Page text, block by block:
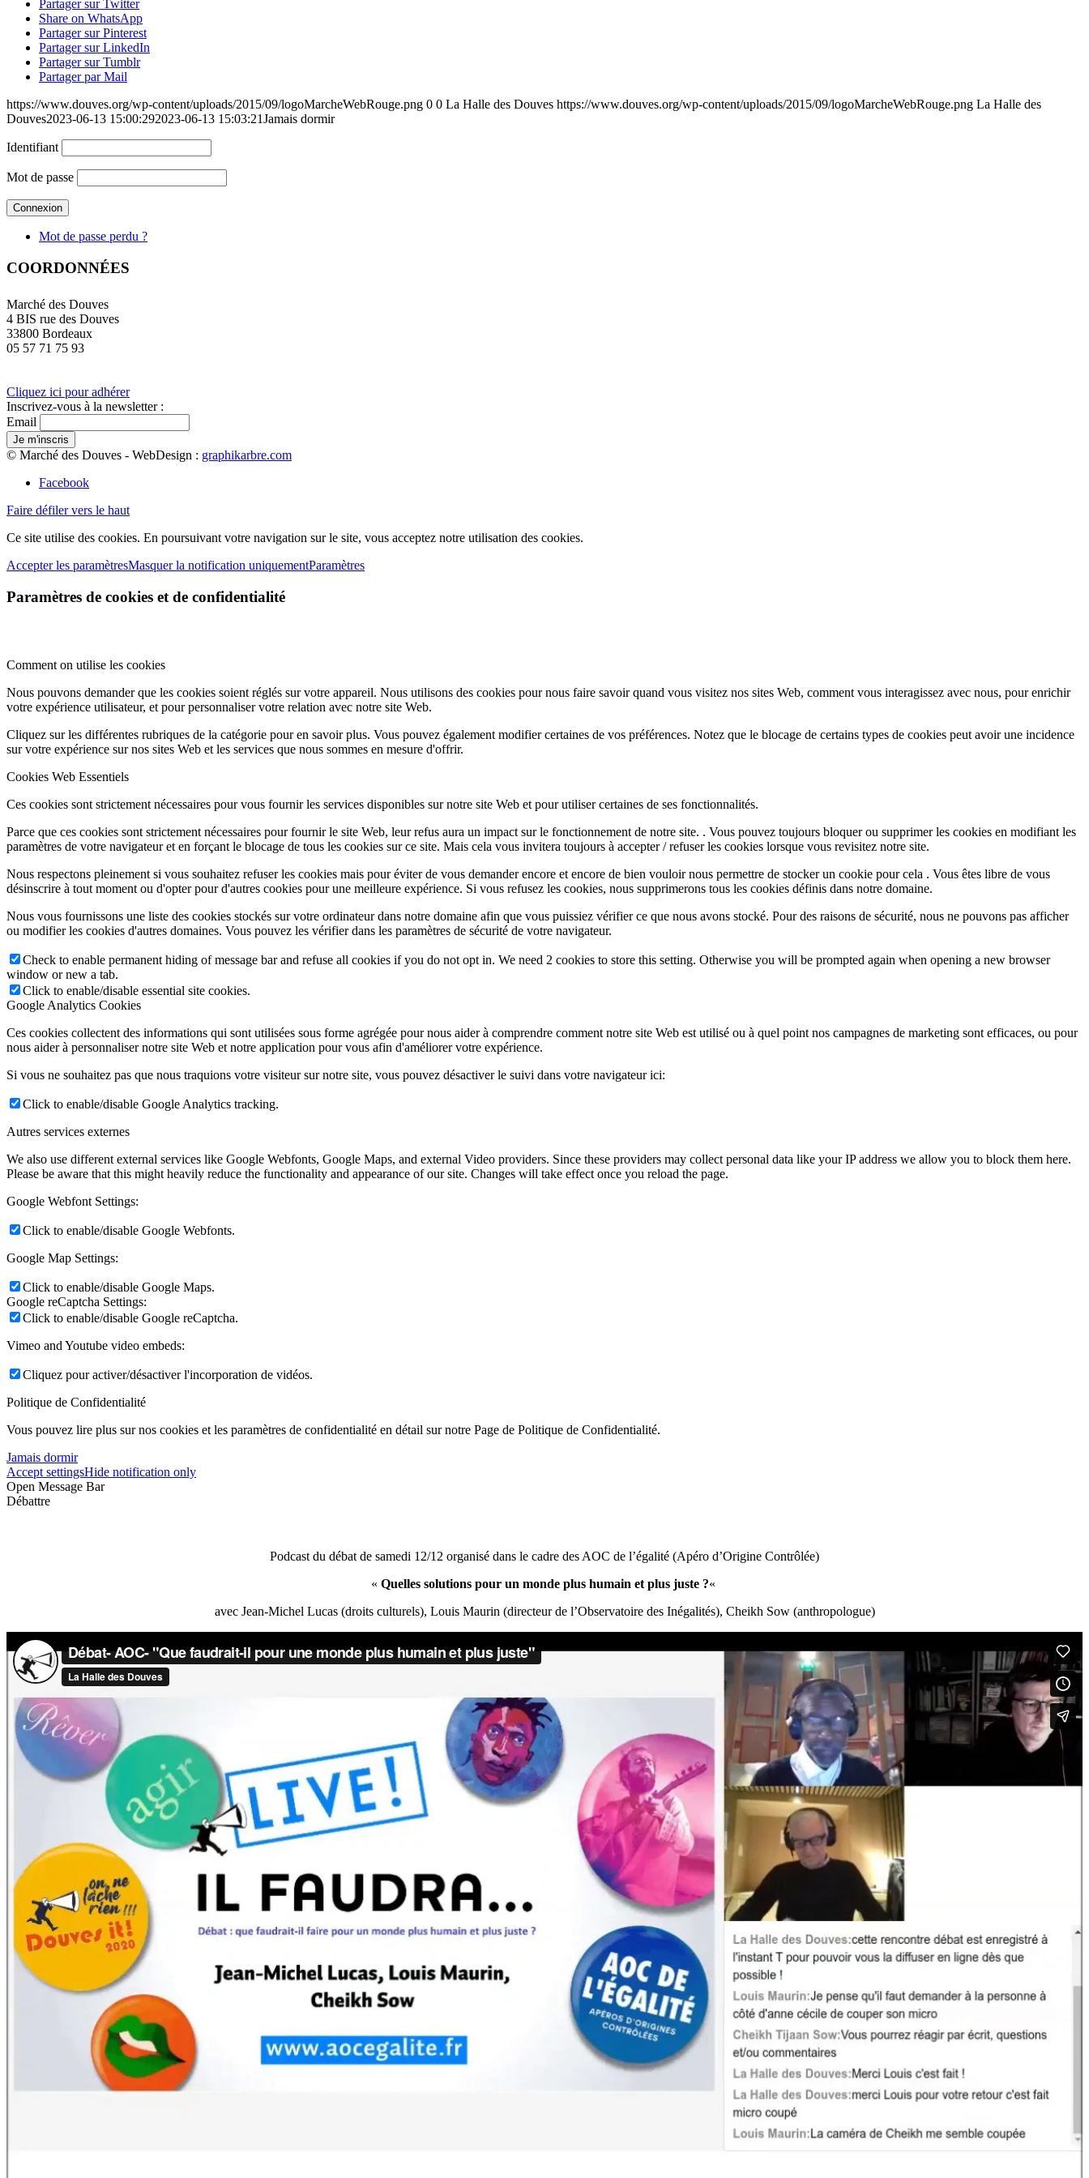
Partager sur Twitter
Share on WhatsApp
Partager sur Pinterest
Partager sur LinkedIn
Partager sur Tumblr
Partager par Mail
https://www.douves.org/wp-content/uploads/2015/09/logoMarcheWebRouge.png 0 0 La Halle des Douves https://www.douves.org/wp-content/uploads/2015/09/logoMarcheWebRouge.png La Halle des
Douves2023-06-13 15:00:292023-06-13 15:03:21Jamais dormir
Identifiant
Mot de passe
Mot de passe perdu ?
COORDONNÉES
Marché des Douves
4 BIS rue des Douves
33800 Bordeaux
05 57 71 75 93
Cliquez ici pour adhérer
Inscrivez-vous à la newsletter :
Email
© Marché des Douves - WebDesign : graphikarbre.com
Facebook
Faire défiler vers le haut
Ce site utilise des cookies. En poursuivant votre navigation sur le site, vous acceptez notre utilisation des cookies.
Accepter les paramètresMasquer la notification uniquementParamètres
Paramètres de cookies et de confidentialité
Comment on utilise les cookies
Nous pouvons demander que les cookies soient réglés sur votre appareil. Nous utilisons des cookies pour nous faire savoir quand vous visitez nos sites Web, comment vous interagissez avec nous, pour enrichir
votre expérience utilisateur, et pour personnaliser votre relation avec notre site Web.
Cliquez sur les différentes rubriques de la catégorie pour en savoir plus. Vous pouvez également modifier certaines de vos préférences. Notez que le blocage de certains types de cookies peut avoir une incidence
sur votre expérience sur nos sites Web et les services que nous sommes en mesure d'offrir.
Cookies Web Essentiels
Ces cookies sont strictement nécessaires pour vous fournir les services disponibles sur notre site Web et pour utiliser certaines de ses fonctionnalités.
Parce que ces cookies sont strictement nécessaires pour fournir le site Web, leur refus aura un impact sur le fonctionnement de notre site. . Vous pouvez toujours bloquer ou supprimer les cookies en modifiant les
paramètres de votre navigateur et en forçant le blocage de tous les cookies sur ce site. Mais cela vous invitera toujours à accepter / refuser les cookies lorsque vous revisitez notre site.
Nous respectons pleinement si vous souhaitez refuser les cookies mais pour éviter de vous demander encore et encore de bien vouloir nous permettre de stocker un cookie pour cela . Vous êtes libre de vous
désinscrire à tout moment ou d'opter pour d'autres cookies pour une meilleure expérience. Si vous refusez les cookies, nous supprimerons tous les cookies définis dans notre domaine.
Nous vous fournissons une liste des cookies stockés sur votre ordinateur dans notre domaine afin que vous puissiez vérifier ce que nous avons stocké. Pour des raisons de sécurité, nous ne pouvons pas afficher
ou modifier les cookies d'autres domaines. Vous pouvez les vérifier dans les paramètres de sécurité de votre navigateur.
Check to enable permanent hiding of message bar and refuse all cookies if you do not opt in. We need 2 cookies to store this setting. Otherwise you will be prompted again when opening a new browser
window or new a tab.
Click to enable/disable essential site cookies.
Google Analytics Cookies
Ces cookies collectent des informations qui sont utilisées sous forme agrégée pour nous aider à comprendre comment notre site Web est utilisé ou à quel point nos campagnes de marketing sont efficaces, ou pour
nous aider à personnaliser notre site Web et notre application pour vous afin d'améliorer votre expérience.
Si vous ne souhaitez pas que nous traquions votre visiteur sur notre site, vous pouvez désactiver le suivi dans votre navigateur ici:
Click to enable/disable Google Analytics tracking.
Autres services externes
We also use different external services like Google Webfonts, Google Maps, and external Video providers. Since these providers may collect personal data like your IP address we allow you to block them here.
Please be aware that this might heavily reduce the functionality and appearance of our site. Changes will take effect once you reload the page.
Google Webfont Settings:
Click to enable/disable Google Webfonts.
Google Map Settings:
Click to enable/disable Google Maps.
Google reCaptcha Settings:
Click to enable/disable Google reCaptcha.
Vimeo and Youtube video embeds:
Cliquez pour activer/désactiver l'incorporation de vidéos.
Politique de Confidentialité
Vous pouvez lire plus sur nos cookies et les paramètres de confidentialité en détail sur notre Page de Politique de Confidentialité.
Jamais dormir
Accept settingsHide notification only
Open Message Bar
Débattre
Podcast du débat de samedi 12/12 organisé dans le cadre des AOC de l’égalité (Apéro d’Origine Contrôlée)
« Quelles solutions pour un monde plus humain et plus juste ?«
avec Jean-Michel Lucas (droits culturels), Louis Maurin (directeur de l’Observatoire des Inégalités), Cheikh Sow (anthropologue)